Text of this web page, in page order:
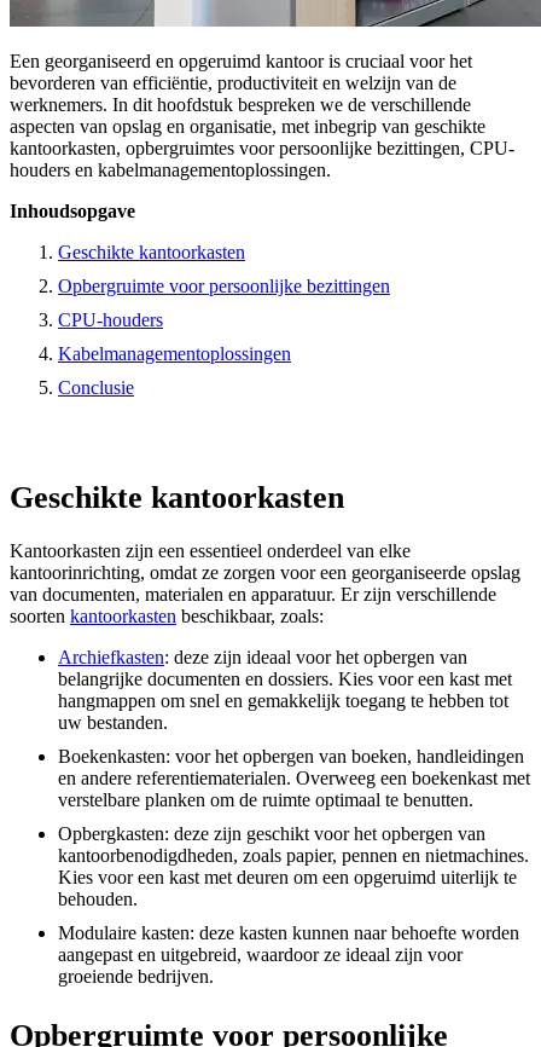
Een georganiseerd en opgeruimd kantoor is cruciaal voor het
bevorderen van efficiëntie, productiviteit en welzijn van de
werknemers. In dit hoofdstuk bespreken we de verschillende
aspecten van opslag en organisatie, met inbegrip van geschikte
kantoorkasten, opbergruimtes voor persoonlijke bezittingen, CPU-
houders en kabelmanagementoplossingen.
Inhoudsopgave
Geschikte kantoorkasten
Opbergruimte voor persoonlijke bezittingen
CPU-houders
Kabelmanagementoplossingen
Conclusie
Geschikte kantoorkasten
Kantoorkasten zijn een essentieel onderdeel van elke
kantoorinrichting, omdat ze zorgen voor een georganiseerde opslag
van documenten, materialen en apparatuur. Er zijn verschillende
soorten kantoorkasten beschikbaar, zoals:
Archiefkasten: deze zijn ideaal voor het opbergen van
belangrijke documenten en dossiers. Kies voor een kast met
hangmappen om snel en gemakkelijk toegang te hebben tot
uw bestanden.
Boekenkasten: voor het opbergen van boeken, handleidingen
en andere referentiematerialen. Overweeg een boekenkast met
verstelbare planken om de ruimte optimaal te benutten.
Opbergkasten: deze zijn geschikt voor het opbergen van
kantoorbenodigdheden, zoals papier, pennen en nietmachines.
Kies voor een kast met deuren om een opgeruimd uiterlijk te
behouden.
Modulaire kasten: deze kasten kunnen naar behoefte worden
aangepast en uitgebreid, waardoor ze ideaal zijn voor
groeiende bedrijven.
Opbergruimte voor persoonlijke